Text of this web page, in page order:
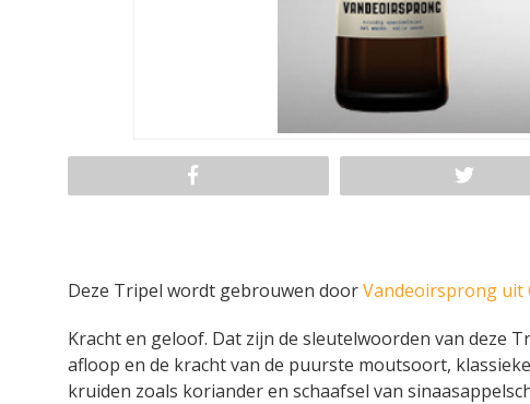
Deze Tripel wordt gebrouwen doorVandeoirsprong uit
Kracht en geloof. Dat zijn de sleutelwoorden van deze
afloop en de kracht van de puurste moutsoort,
kruiden zoals koriander en schaafsel van